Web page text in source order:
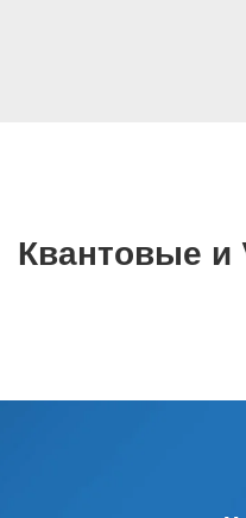
Квантовые и